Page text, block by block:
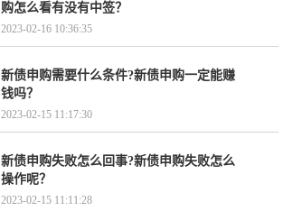
购怎么看有没有中签？
2023-02-16 10:36:35
新债申购需要什么条件?新债申购一定能赚
钱吗？
2023-02-15 11:17:30
新债申购失败怎么回事?新债申购失败怎么
操作呢？
2023-02-15 11:11:28